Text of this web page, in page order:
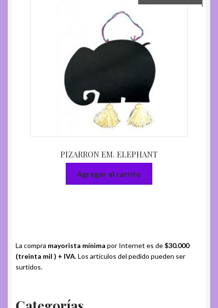
PIZARRON EM. ELEPHANT
Agregar al carrito
La compra mayorista mínima por Internet es de$30.000
(treinta mil ) + IVA. Los artículos del pedido pueden ser
surtidos.